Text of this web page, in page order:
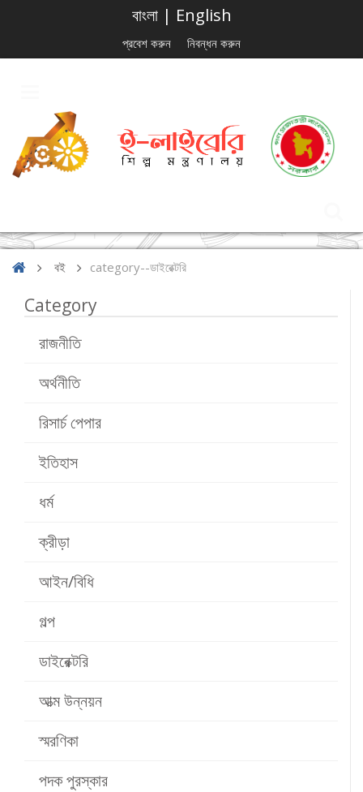
বাংলা| English
প্রবেশ করুন নিবন্ধন করুন
বই category--ডাইরেক্টরি
Category
রাজনীতি
অর্থনীতি
রিসার্চ পেপার
ইতিহাস
ধর্ম
ক্রীড়া
আইন/বিধি
গল্প
ডাইরেক্টরি
আত্ম উন্নয়ন
স্মরণিকা
পদক পুরস্কার